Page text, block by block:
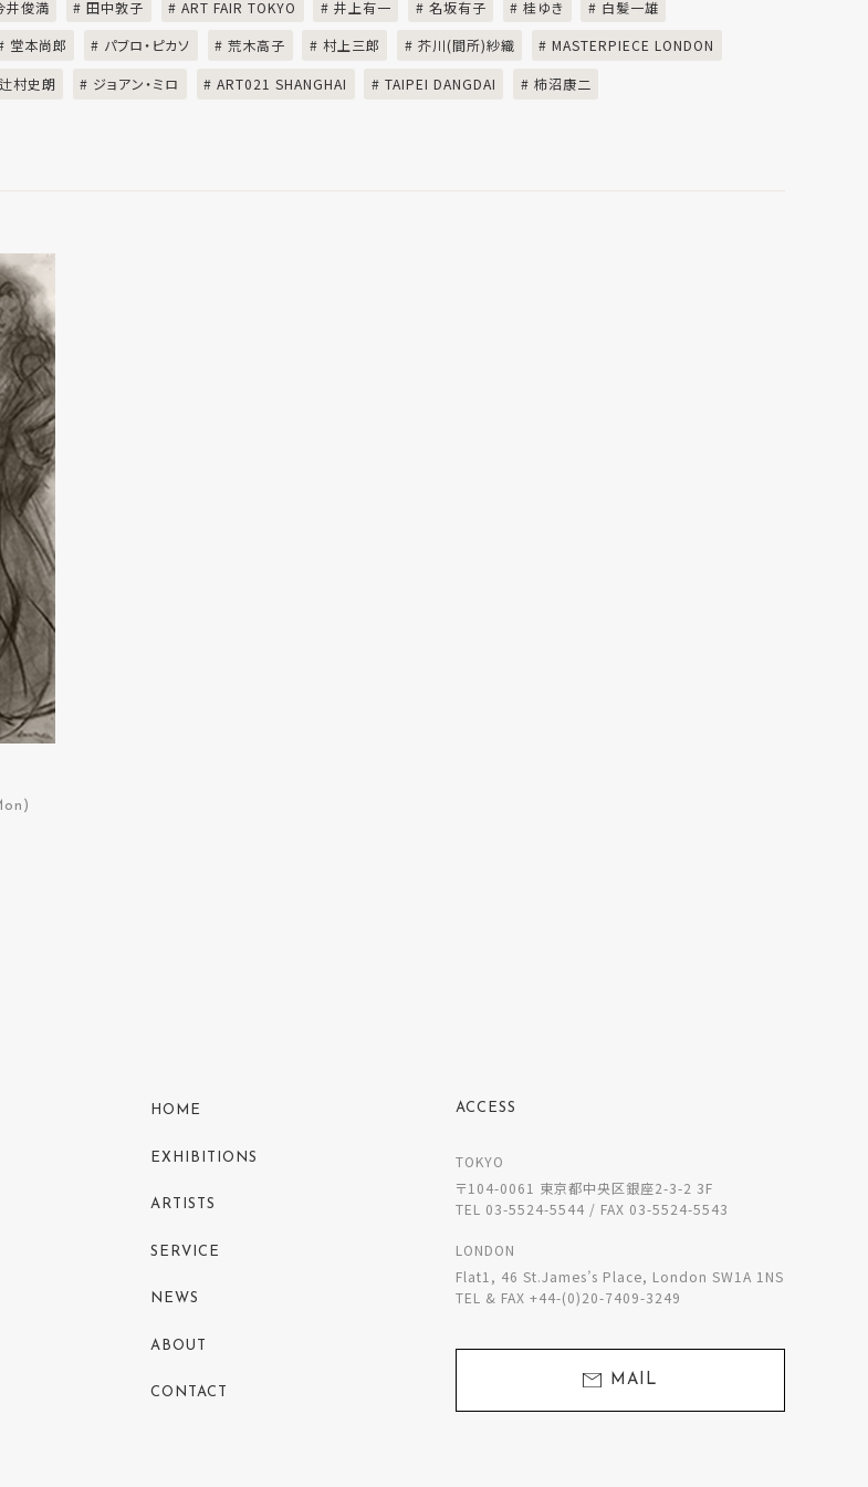
井俊満 # 田中敦子 # ART FAIR TOKYO # 井上有一 # 名坂有子 # 桂ゆき # 白髪一雄
堂本尚郎 # パブロ・ピカソ # 荒木高子 # 村上三郎 # 芥川(間所)紗織 # MASTERPIECE LONDON
村史朗 # ジョアン・ミロ # ART021 SHANGHAI # TAIPEI DANGDAI # 柿沼康二
HOME
EXHIBITIONS
ARTISTS
SERVICE
NEWS
ABOUT
CONTACT
ACCESS
TOKYO
〒104-0061 東京都中央区銀座2-3-2 3F
TEL 03-5524-5544 / FAX 03-5524-5543
LONDON
Flat1, 46 St.James’s Place, London SW1A 1NS
TEL & FAX +44-(0)20-7409-3249
MAIL